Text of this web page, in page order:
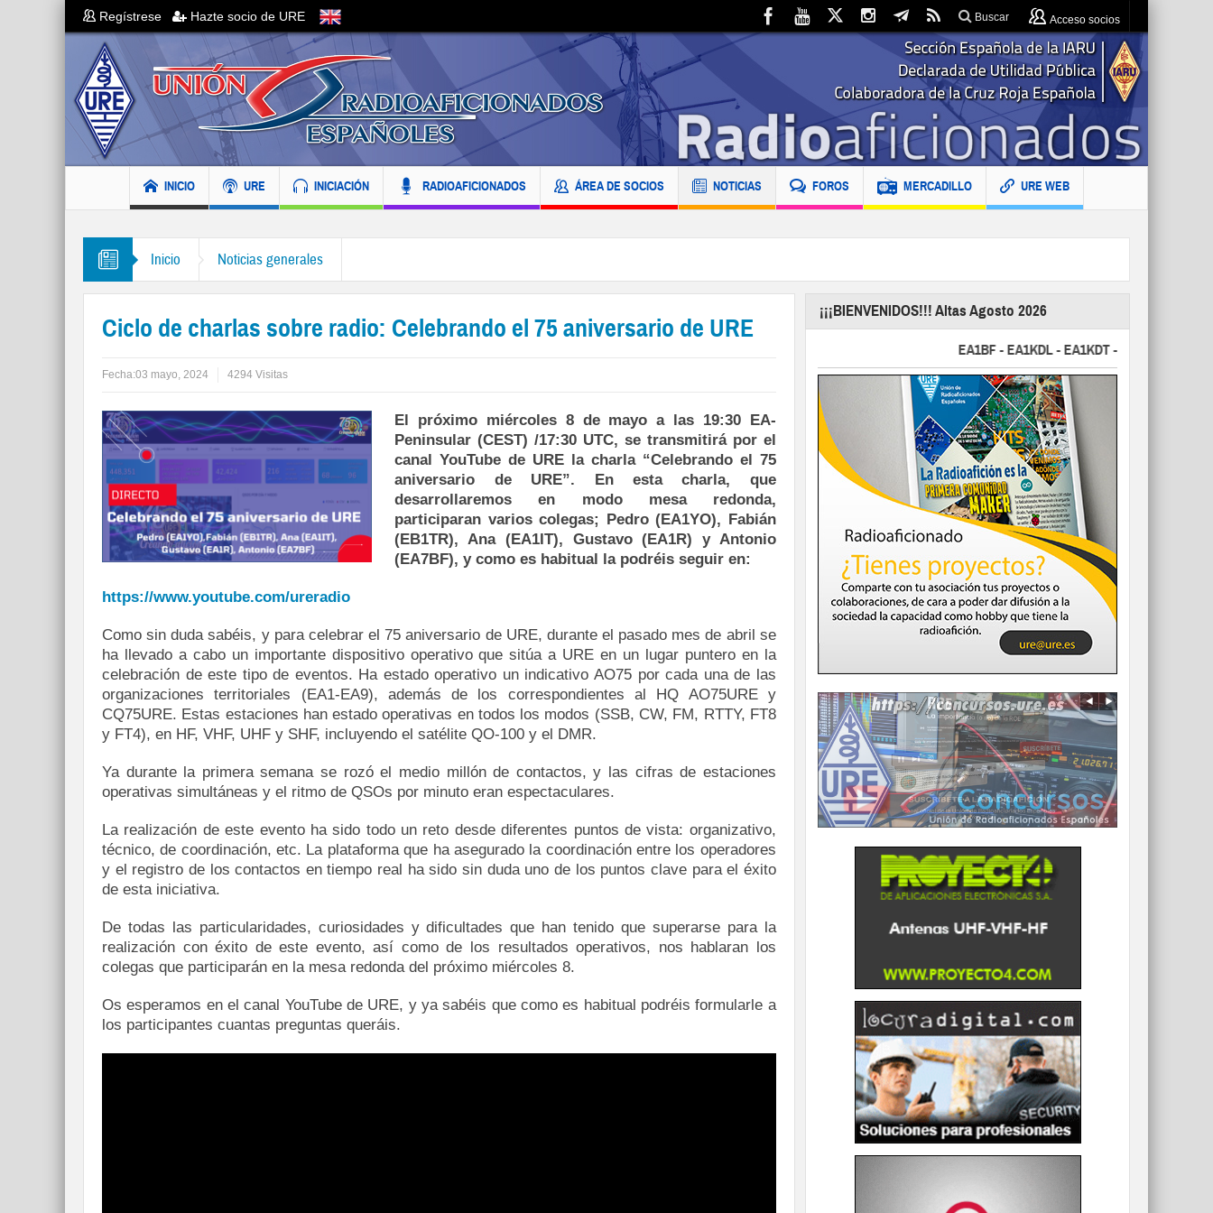
Regístrese Hazte socio de URE Buscar Acceso socios
INICIO URE INICIACIÓN RADIOAFICIONADOS ÁREA DE SOCIOS NOTICIAS FOROS MERCADILLO URE WEB
Inicio Noticias generales
Ciclo de charlas sobre radio: Celebrando el 75 aniversario de URE
Fecha:03 mayo, 2024 4294 Visitas
El próximo miércoles 8 de mayo a las 19:30 EA-
Peninsular (CEST) /17:30 UTC, se transmitirá por el
canal YouTube de URE la charla “Celebrando el 75
aniversario de URE”. En esta charla, que
desarrollaremos en modo mesa redonda,
participaran varios colegas; Pedro (EA1YO), Fabián
(EB1TR), Ana (EA1IT), Gustavo (EA1R) y Antonio
(EA7BF), y como es habitual la podréis seguir en:
https://www.youtube.com/ureradio
Como sin duda sabéis, y para celebrar el 75 aniversario de URE, durante el pasado mes de abril se
ha llevado a cabo un importante dispositivo operativo que sitúa a URE en un lugar puntero en la
celebración de este tipo de eventos. Ha estado operativo un indicativo AO75 por cada una de las
organizaciones territoriales (EA1-EA9), además de los correspondientes al HQ AO75URE y
CQ75URE. Estas estaciones han estado operativas en todos los modos (SSB, CW, FM, RTTY, FT8
y FT4), en HF, VHF, UHF y SHF, incluyendo el satélite QO-100 y el DMR.
Ya durante la primera semana se rozó el medio millón de contactos, y las cifras de estaciones
operativas simultáneas y el ritmo de QSOs por minuto eran espectaculares.
La realización de este evento ha sido todo un reto desde diferentes puntos de vista: organizativo,
técnico, de coordinación, etc. La plataforma que ha asegurado la coordinación entre los operadores
y el registro de los contactos en tiempo real ha sido sin duda uno de los puntos clave para el éxito
de esta iniciativa.
De todas las particularidades, curiosidades y dificultades que han tenido que superarse para la
realización con éxito de este evento, así como de los resultados operativos, nos hablaran los
colegas que participarán en la mesa redonda del próximo miércoles 8.
Os esperamos en el canal YouTube de URE, y ya sabéis que como es habitual podréis formularle a
los participantes cuantas preguntas queráis.
¡¡¡BIENVENIDOS!!! Altas Agosto 2026
EA1BF - EA1KDL - EA1KDT - EA2FBJ - EA2FJU -